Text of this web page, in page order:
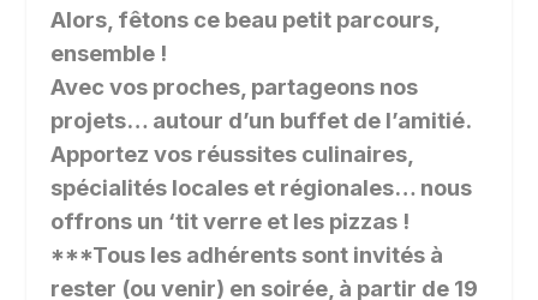
Alors, fêtons ce beau petit parcours,
ensemble !
Avec vos proches, partageons nos
projets… autour d’un buffet de l’amitié.
Apportez vos réussites culinaires,
spécialités locales et régionales… nous
offrons un ‘tit verre et les pizzas !
***Tous les adhérents sont invités à
rester (ou venir) en soirée, à partir de 19